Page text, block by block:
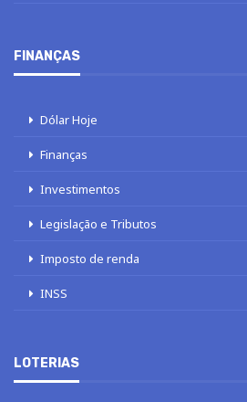
FINANÇAS
Dólar Hoje
Finanças
Investimentos
Legislação e Tributos
Imposto de renda
INSS
LOTERIAS